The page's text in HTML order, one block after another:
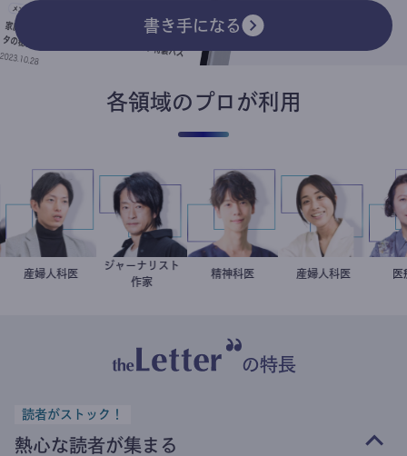
書き手になる
各領域のプロが利用
重見大介
産婦人科医 鈴木エイト
ジャーナリスト
作家
藤野智哉
精神科医 稲葉可奈子
産婦人科医
の特長
読者がストック！
熱心な読者が集まる